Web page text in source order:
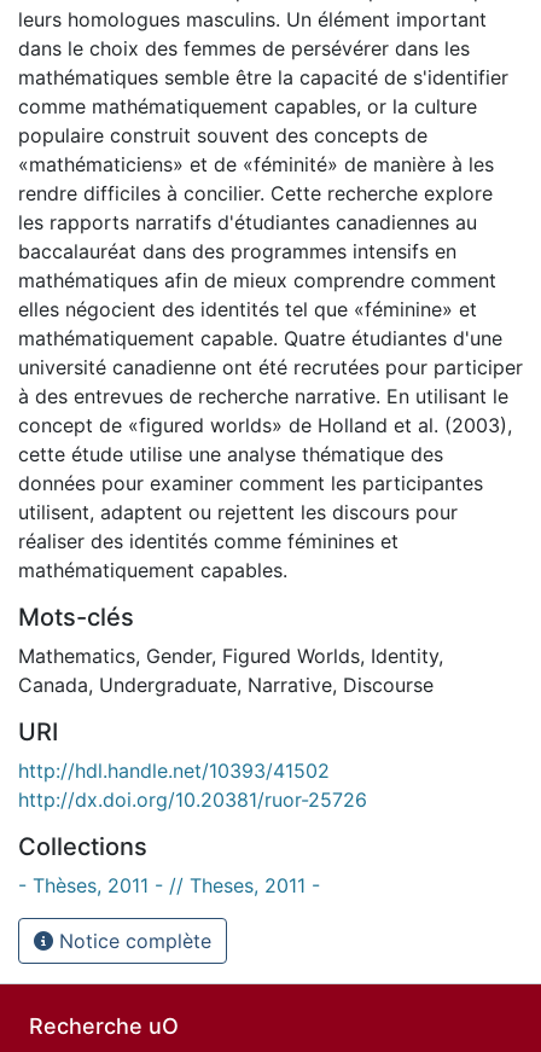
leurs homologues masculins. Un élément important
dans le choix des femmes de persévérer dans les
mathématiques semble être la capacité de s'identifier
comme mathématiquement capables, or la culture
populaire construit souvent des concepts de
«mathématiciens» et de «féminité» de manière à les
rendre difficiles à concilier. Cette recherche explore
les rapports narratifs d'étudiantes canadiennes au
baccalauréat dans des programmes intensifs en
mathématiques afin de mieux comprendre comment
elles négocient des identités tel que «féminine» et
mathématiquement capable. Quatre étudiantes d'une
université canadienne ont été recrutées pour participer
à des entrevues de recherche narrative. En utilisant le
concept de «figured worlds» de Holland et al. (2003),
cette étude utilise une analyse thématique des
données pour examiner comment les participantes
utilisent, adaptent ou rejettent les discours pour
réaliser des identités comme féminines et
mathématiquement capables.
Mots-clés
Mathematics, Gender, Figured Worlds, Identity,
Canada, Undergraduate, Narrative, Discourse
URI
http://hdl.handle.net/10393/41502
http://dx.doi.org/10.20381/ruor-25726
Collections
- Thèses, 2011 - // Theses, 2011 -
Notice complète
Recherche uO